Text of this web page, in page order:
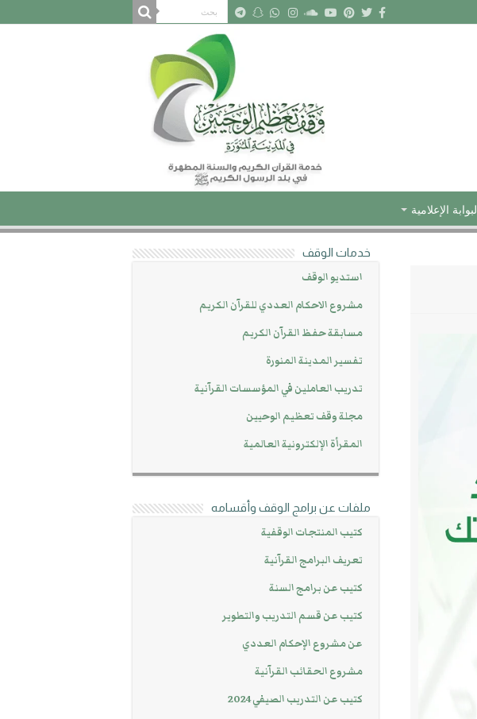
البوابة الإعلامية
خدمات الوقف
استديو الوقف
مشروع الاحكام العددي للقرآن الكريم
مسابقة حفظ القرآن الكريم
تفسير المدينة المنورة
تدريب العاملين في المؤسسات القرآنية
مجلة وقف تعظيم الوحيين
المقرأة الإلكترونية العالمية
ملفات عن برامج الوقف وأقسامه
كتيب المنتجات الوقفية
تعريف البرامج القرآنية
كتيب عن برامج السنة
كتيب عن قسم التدريب والتطوير
عن مشروع الإحكام العددي
مشروع الحقائب القرآنية
كتيب عن التدريب الصيفي 2024